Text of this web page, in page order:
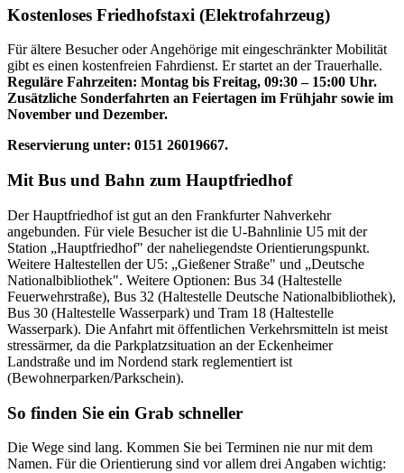
Kostenloses Friedhofstaxi (Elektrofahrzeug)
Für ältere Besucher oder Angehörige mit eingeschränkter Mobilität
gibt es einen kostenfreien Fahrdienst. Er startet an der Trauerhalle.
Reguläre Fahrzeiten: Montag bis Freitag, 09:30 – 15:00 Uhr.
Zusätzliche Sonderfahrten an Feiertagen im Frühjahr sowie im
November und Dezember.
Reservierung unter: 0151 26019667.
Mit Bus und Bahn zum Hauptfriedhof
Der Hauptfriedhof ist gut an den Frankfurter Nahverkehr
angebunden. Für viele Besucher ist die U-Bahnlinie U5 mit der
Station „Hauptfriedhof" der naheliegendste Orientierungspunkt.
Weitere Haltestellen der U5: „Gießener Straße" und „Deutsche
Nationalbibliothek". Weitere Optionen: Bus 34 (Haltestelle
Feuerwehrstraße), Bus 32 (Haltestelle Deutsche Nationalbibliothek),
Bus 30 (Haltestelle Wasserpark) und Tram 18 (Haltestelle
Wasserpark). Die Anfahrt mit öffentlichen Verkehrsmitteln ist meist
stressärmer, da die Parkplatzsituation an der Eckenheimer
Landstraße und im Nordend stark reglementiert ist
(Bewohnerparken/Parkschein).
So finden Sie ein Grab schneller
Die Wege sind lang. Kommen Sie bei Terminen nie nur mit dem
Namen. Für die Orientierung sind vor allem drei Angaben wichtig: